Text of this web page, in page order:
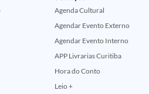
Agenda Cultural
Agendar Evento Externo
Agendar Evento Interno
APP Livrarias Curitiba
Hora do Conto
Leio +